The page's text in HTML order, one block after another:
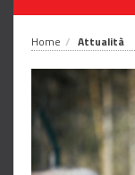
Home Attualità